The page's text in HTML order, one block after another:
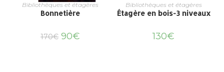
Bibliothèques et étagères
Bonnetière
170€ 90€
Bibliothèques et étagères
Étagère en bois-3 niveaux
130€